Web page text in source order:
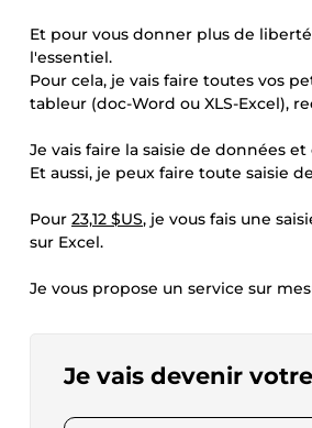
Et pour vous donner plus de
l'essentiel.
Pour cela, je vais faire toutes vos
tableur (doc-Word ou XLS-Excel),
Je vais faire la saisie de données
Et aussi, je peux faire toute saisie
Pour 23,12 $US, je vous fais une
sur Excel.
Je vous propose un service sur
Je vais devenir